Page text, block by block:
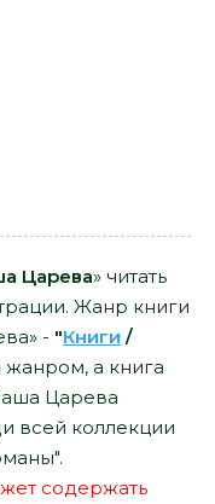
Царева» читать
Жанр книги
- "Книги /
жанром, а книга
Царева
всей коллекции
содержать